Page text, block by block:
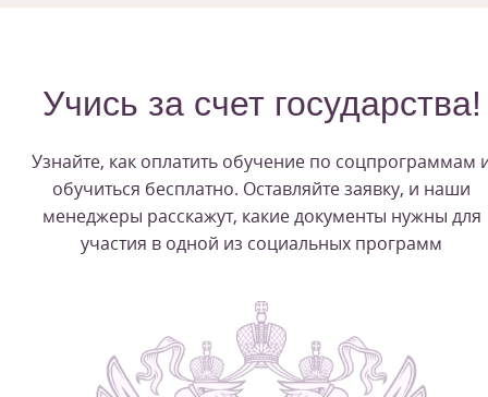
Учись за счет государства!
Узнайте, как оплатить обучение по соцпрограммам
обучиться бесплатно. Оставляйте заявку, и наши
менеджеры расскажут, какие документы нужны для
участия в одной из социальных программ